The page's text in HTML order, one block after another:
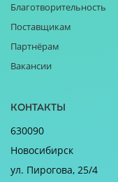
Благотворительность
Поставщикам
Партнёрам
Вакансии
Контакты
630090
Новосибирск
ул. Пирогова, 25/4